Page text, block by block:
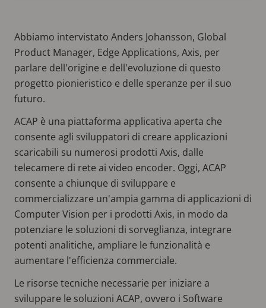
Abbiamo intervistato Anders Johansson, Global
Product Manager, Edge Applications, Axis, per
parlare dell'origine e dell'evoluzione di questo
progetto pionieristico e delle speranze per il suo
futuro.
ACAP è una piattaforma applicativa aperta che
consente agli sviluppatori di creare applicazioni
scaricabili su numerosi prodotti Axis, dalle
telecamere di rete ai video encoder. Oggi, ACAP
consente a chiunque di sviluppare e
commercializzare un'ampia gamma di applicazioni di
Computer Vision per i prodotti Axis, in modo da
potenziare le soluzioni di sorveglianza, integrare
potenti analitiche, ampliare le funzionalità e
aumentare l'efficienza commerciale.
Le risorse tecniche necessarie per iniziare a
sviluppare le soluzioni ACAP, ovvero i Software